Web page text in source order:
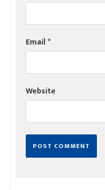
Email*
Website